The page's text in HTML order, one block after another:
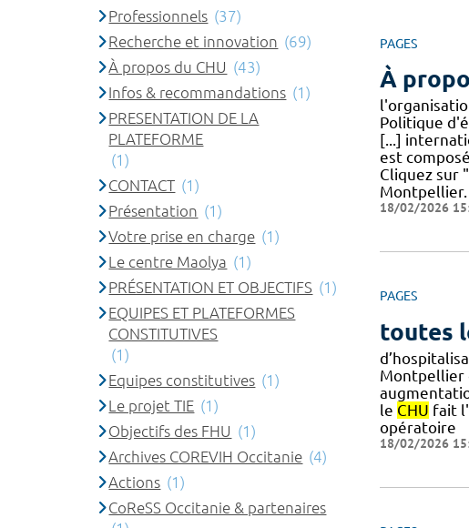
PAGES
À
Politique
[...]
est
Cliquez sur
18/02/2026
PAGES
toutes
Montpellier
le CHU fait
opératoire
18/02/2026
Professionnels (37)
Recherche et innovation (69)
À propos du CHU (43)
Infos & recommandations (1)
PRESENTATION DE LA
PLATEFORME
(1)
CONTACT (1)
Présentation (1)
Votre prise en charge (1)
Le centre Maolya (1)
PRÉSENTATION ET OBJECTIFS (1)
EQUIPES ET PLATEFORMES
CONSTITUTIVES
(1)
Equipes constitutives (1)
Le projet TIE (1)
Objectifs des FHU (1)
Archives COREVIH Occitanie (4)
Actions (1)
CoReSS Occitanie & partenaires